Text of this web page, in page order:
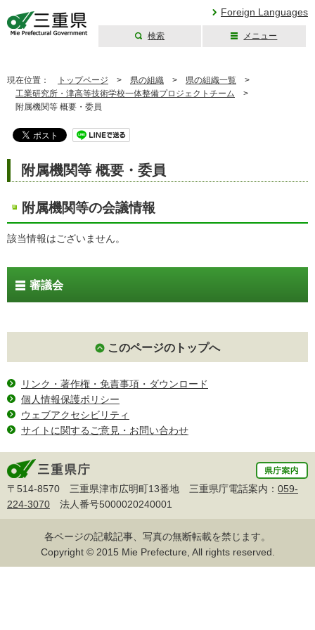
Foreign Languages
検索 メニュー
現在位置： トップページ > 県の組織 > 県の組織一覧 >
工業研究所・津高等技術学校一体整備プロジェクトチーム >
附属機関等 概要・委員
附属機関等 概要・委員
附属機関等の会議情報
該当情報はございません。
審議会
このページのトップへ
リンク・著作権・免責事項・ダウンロード
個人情報保護ポリシー
ウェブアクセシビリティ
サイトに関するご意見・お問い合わせ
〒514-8570 三重県津市広明町13番地 三重県庁電話案内： 059-
224-3070 法人番号5000020240001
各ページの記載記事、写真の無断転載を禁じます。
Copyright © 2015 Mie Prefecture, All rights reserved.